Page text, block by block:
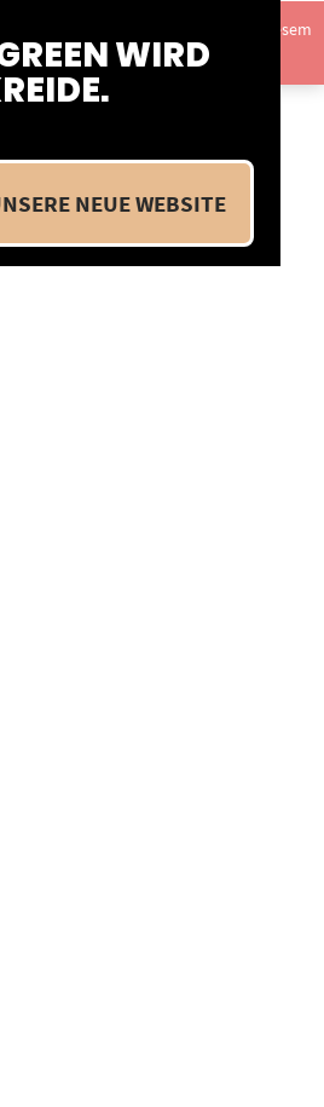
WIRD
NEUE WEBSITE
wir uns im Betriebsurlaub. In diesem
Versand statt.Ausblenden